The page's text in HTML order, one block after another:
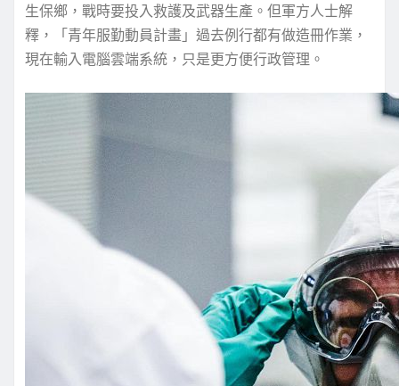
生保鄉，戰時要投入救護及武器生產。但軍方人士解
釋，「青年服勤動員計畫」過去例行都有做造冊作業，
現在輸入電腦雲端系統，只是更方便行政管理。